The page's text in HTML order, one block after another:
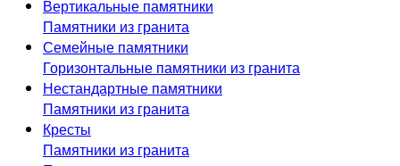
Вертикальные памятники
Памятники из гранита
Семейные памятники
Горизонтальные памятники из гранита
Нестандартные памятники
Памятники из гранита
Кресты
Памятники из гранита